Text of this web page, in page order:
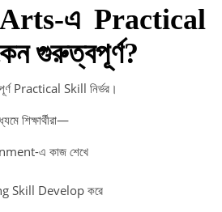
এ Practical
গুরুত্বপূর্ণ?
Practical Skill নির্ভর।
শিক্ষার্থীরা—
এ কাজ শেখে
Skill Develop করে